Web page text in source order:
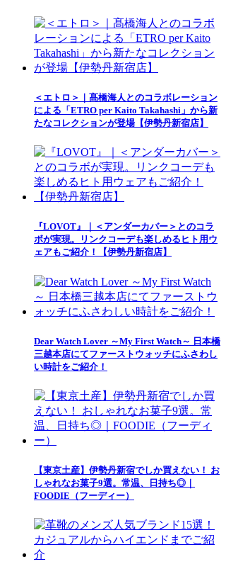
＜エトロ＞｜髙橋海人とのコラボレーション
による「ETRO per Kaito Takahashi」から新
たなコレクションが登場【伊勢丹新宿店】
『LOVOT』｜＜アンダーカバー＞とのコラ
ボが実現。リンクコーデも楽しめるヒト用ウ
ェアもご紹介！【伊勢丹新宿店】
Dear Watch Lover ～My First Watch～ 日本橋
三越本店にてファーストウォッチにふさわし
い時計をご紹介！
【東京土産】伊勢丹新宿でしか買えない！ お
しゃれなお菓子9選。常温、日持ち◎｜
FOODIE（フーディー）